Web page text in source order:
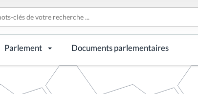
Parlement Documents parlementaires